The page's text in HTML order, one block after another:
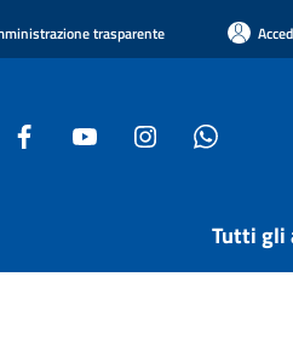
trasparente
Tutti gli